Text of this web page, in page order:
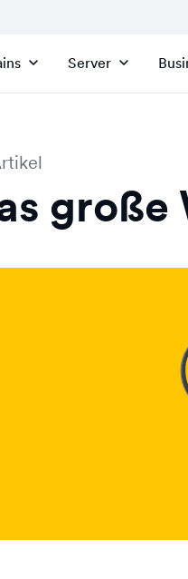
Server
große